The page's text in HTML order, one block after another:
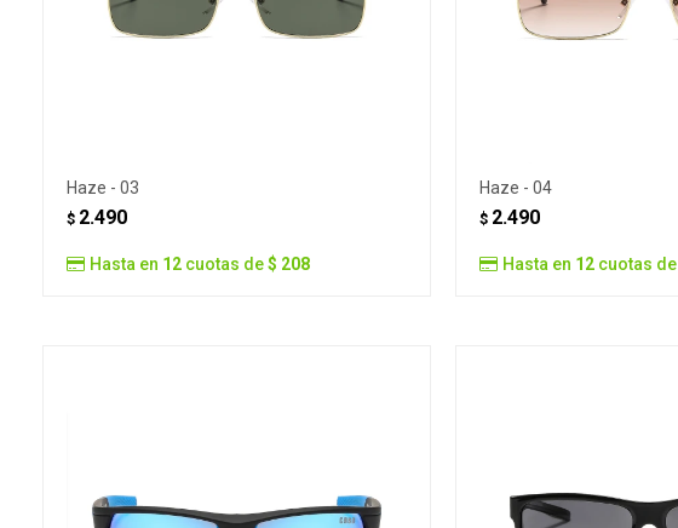
Haze - 03
$ 2.490
Hasta en 12cuotas de$ 208
Haze - 04
$ 2.490
Hasta en 12cuotas de